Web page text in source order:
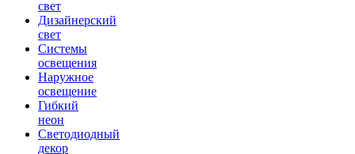
свет
Дизайнерский
свет
Системы
освещения
Наружное
освещение
Гибкий
неон
Светодиодный
декор